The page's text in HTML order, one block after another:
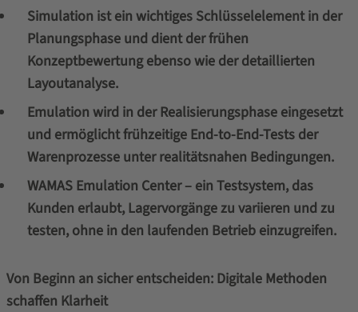
Simulation ist ein wichtiges Schlüsselelement in der
Planungsphase und dient der frühen
Konzeptbewertung ebenso wie der detaillierten
Layoutanalyse.
Emulation wird in der Realisierungsphase eingesetzt
und ermöglicht frühzeitige End-to-End-Tests der
Warenprozesse unter realitätsnahen Bedingungen.
WAMAS Emulation Center – ein Testsystem, das
Kunden erlaubt, Lagervorgänge zu variieren und zu
testen, ohne in den laufenden Betrieb einzugreifen.
Von Beginn an sicher entscheiden: Digitale Methoden
schaffen Klarheit